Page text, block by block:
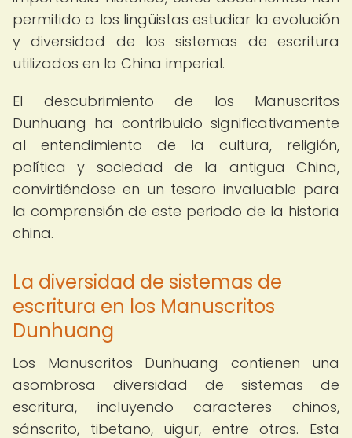
permitido a los lingüistas estudiar la evolución
y diversidad de los sistemas de escritura
utilizados en la China imperial.
El descubrimiento de los Manuscritos
Dunhuang ha contribuido significativamente
al entendimiento de la cultura, religión,
política y sociedad de la antigua China,
convirtiéndose en un tesoro invaluable para
la comprensión de este periodo de la historia
china.
La diversidad de sistemas de
escritura en los Manuscritos
Dunhuang
Los Manuscritos Dunhuang contienen una
asombrosa diversidad de sistemas de
escritura, incluyendo caracteres chinos,
sánscrito, tibetano, uigur, entre otros. Esta